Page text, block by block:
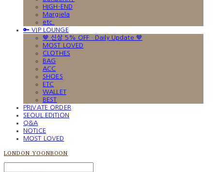
HIGH-END
Margiela
etc.
🔑 VIP LOUNGE
🤎 신상 5% OFF · Daily Update 🤎
MOST LOVED
CLOTHES
BAG
ACC
SHOES
ETC
WALLET
BEST
PRIVATE ORDER
SEOUL EDITION
Q&A
NOTICE
MOST LOVED
LONDON YOONBOON